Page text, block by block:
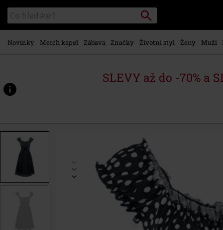
hlavnímu
obsahu
Katalog
vyhledávání
Vyhledávání
Novinky Merch kapel Zábava Značky Životní styl Ženy Muži
SLEVY až do -70% a
www.emp-
p/off-
394939.html